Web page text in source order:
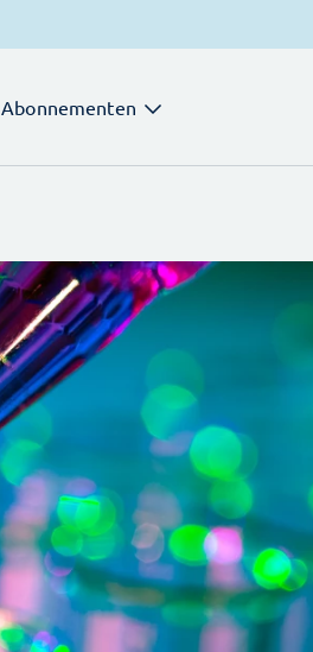
Abonnementen